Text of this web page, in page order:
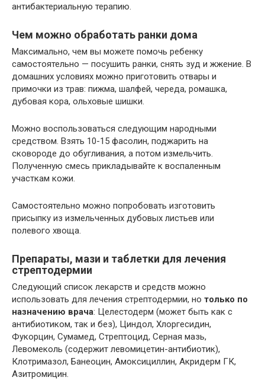
антибактериальную терапию.
Чем можно обработать ранки дома
Максимально, чем вы можете помочь ребенку
самостоятельно — посушить ранки, снять зуд и жжение. В
домашних условиях можно приготовить отвары и
примочки из трав: пижма, шалфей, череда, ромашка,
дубовая кора, ольховые шишки.
Можно воспользоваться следующим народными
средством. Взять 10-15 фасолин, поджарить на
сковороде до обугливания, а потом измельчить.
Полученную смесь прикладывайте к воспаленным
участкам кожи.
Самостоятельно можно попробовать изготовить
присыпку из измельченных дубовых листьев или
полевого хвоща.
Препараты, мази и таблетки для лечения
стрептодермии
Следующий список лекарств и средств можно
использовать для лечения стрептодермии, но только по
назначению врача: Целестодерм (может быть как с
антибиотиком, так и без), Циндол, Хлоргесидин,
Фукорцин, Сумамед, Стрептоцид, Серная мазь,
Левомеколь (содержит левомицетин-антибиотик),
Клотримазол, Банеоцин, Амоксициллин, Акридерм ГК,
Азитромицин.